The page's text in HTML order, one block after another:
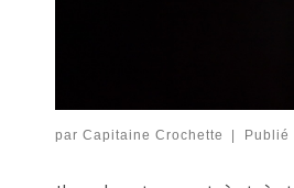
par Capitaine Crochette Publié